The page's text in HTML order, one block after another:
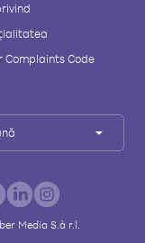
Complaints Code
Media S.à r.l.